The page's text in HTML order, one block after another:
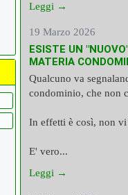
Leggi →
19 Marzo 2026
ESISTE UN
MATERIA
Qualcuno va
condominio, che non
In effetti è così, non
E' vero...
Leggi →